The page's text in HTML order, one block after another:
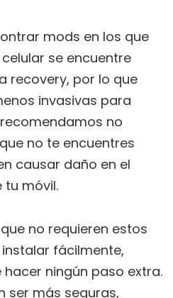
mods en los que
se encuentre
recovery, por lo que
invasivas para
no
no te encuentres
causar daño en el
tu móvil.
no requieren estos
fácilmente,
ningún paso extra.
ser más seguras,